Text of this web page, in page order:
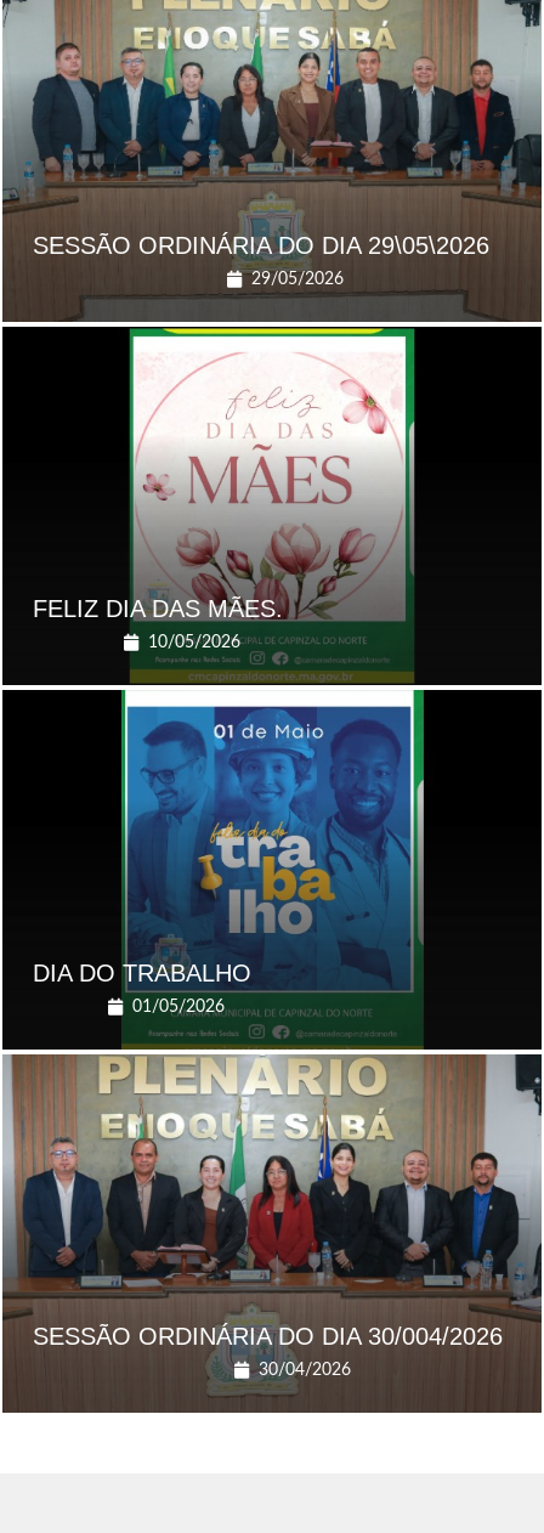
SESSÃO ORDINÁRIA DO DIA 29\05\2026
29/05/2026
FELIZ DIA DAS MÃES.
10/05/2026
DIA DO TRABALHO
01/05/2026
SESSÃO ORDINÁRIA DO DIA 30/004/2026
30/04/2026